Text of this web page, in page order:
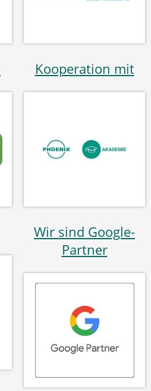
Kooperation mit
Wir sind Google-
Partner